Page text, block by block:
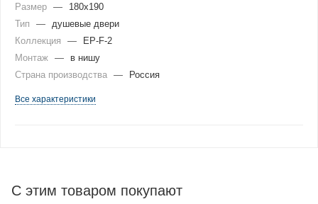
Размер —
180x190
Тип
—
душевые двери
Коллекция
—
EP-F-2
Монтаж —
в нишу
Страна производства — Россия
Все характеристики
С этим товаром покупают